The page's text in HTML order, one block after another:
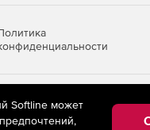
предоставления
на территории
Softline может